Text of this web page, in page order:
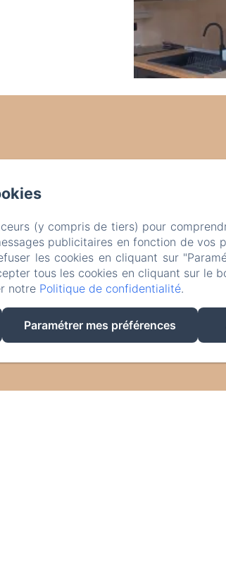
(y compris de tiers) pour
publicitaires en fonction de vos
les cookies en cliquant sur
tous les cookies en cliquant sur le
notre Politique de confidentialité.
Paramétrer mes préférences